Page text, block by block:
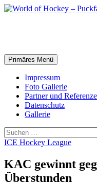
Zum
Suchen
Primäres Menü
Impressum
Foto Gallerie
Partner und
Datenschutz
Gallerie
Suchen
nach:
ICE Hockey League
KAC gewinnt
Überstunden